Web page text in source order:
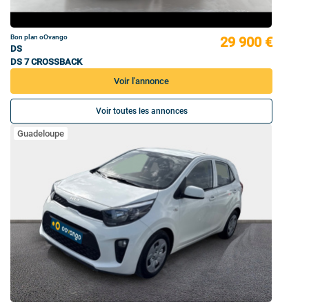
Bon plan oOvango
DS
DS 7 CROSSBACK
29 900 €
Voir l'annonce
Voir toutes les annonces
Guadeloupe